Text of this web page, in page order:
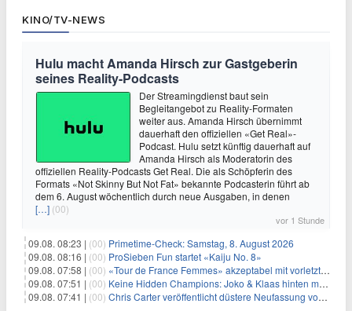
KINO/TV-NEWS
Hulu macht Amanda Hirsch zur Gastgeberin
seines Reality-Podcasts
Der Streamingdienst baut sein
Begleitangebot zu Reality-Formaten
weiter aus. Amanda Hirsch übernimmt
dauerhaft den offiziellen «Get Real»-
Podcast. Hulu setzt künftig dauerhaft auf
Amanda Hirsch als Moderatorin des
offiziellen Reality-Podcasts Get Real. Die als Schöpferin des
Formats «Not Skinny But Not Fat» bekannte Podcasterin führt ab
dem 6. August wöchentlich durch neue Ausgaben, in denen
[…] (00)
vor 1 Stunde
09.08. 08:23 | (00) Primetime-Check: Samstag, 8. August 2026
09.08. 08:16 | (00) ProSieben Fun startet «Kaiju No. 8»
09.08. 07:58 | (00) «Tour de France Femmes» akzeptabel mit vorletzter Etappe
09.08. 07:51 | (00) Keine Hidden Champions: Joko & Klaas hinten mit Best-Of
09.08. 07:41 | (00) Chris Carter veröffentlicht düstere Neufassung von «Akte X: Jenseits der Wahrheit»